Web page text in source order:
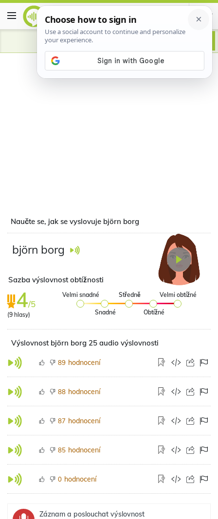
Advertisement
Naučte se, jak se vyslovuje björn borg
björn borg
Sazba výslovnost obtížnosti
4/5
(9 hlasy)
Velmi snadné
Snadné
Středně
Obtížné
Velmi obtížné
Výslovnost björn borg 25 audio výslovnosti
89 hodnocení
88 hodnocení
87 hodnocení
85 hodnocení
0 hodnocení
Záznam a poslouchat výslovnost